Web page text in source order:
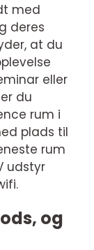
med
deres
at du
eller
du
rum i
plads til
rum
udstyr
og